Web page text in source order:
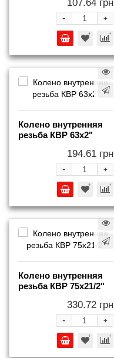
107.64 грн
+
-
Колено внутренняя
резьба КВР 63x2"
194.61 грн
+
-
Колено внутренняя
резьба КВР 75x21/2"
330.72 грн
+
-